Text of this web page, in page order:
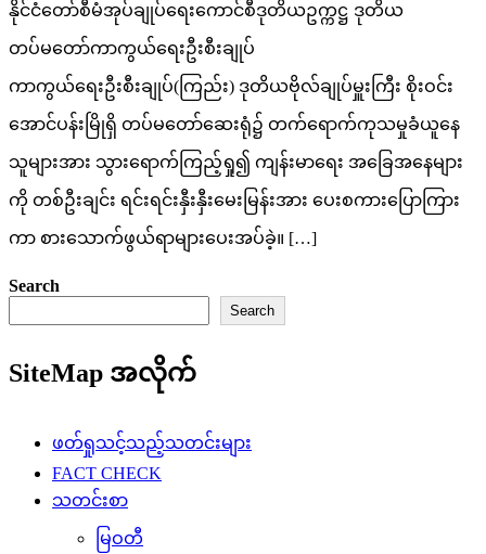
နိုင်ငံတော်စီမံအုပ်ချုပ်ရေးကောင်စီဒုတိယဥက္ကဋ္ဌ ဒုတိယ
တပ်မတော်ကာကွယ်ရေးဦးစီးချုပ်
ကာကွယ်ရေးဦးစီးချုပ်(ကြည်း) ဒုတိယဗိုလ်ချုပ်မှူးကြီး စိုးဝင်း
အောင်ပန်းမြိုရှိ တပ်မတော်ဆေးရုံ၌ တက်ရောက်ကုသမှုခံယူနေ
သူများအား သွားရောက်ကြည့်ရှု၍ ကျန်းမာရေး အခြေအနေများ
ကို တစ်ဦးချင်း ရင်းရင်းနှီးနှီးမေးမြန်းအား ပေးစကားပြောကြား
ကာ စားသောက်ဖွယ်ရာများပေးအပ်ခဲ့။ […]
Search
Search
SiteMap အလိုက်
ဖတ်ရှုသင့်သည့်သတင်းများ
FACT CHECK
သတင်းစာ
မြဝတီ